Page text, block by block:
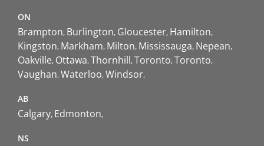
ON
Brampton Burlington Gloucester Hamilton
Kingston Markham Milton Mississauga Nepean
Oakville Ottawa Thornhill Toronto Toronto
Vaughan Waterloo Windsor
AB
Calgary Edmonton
NS